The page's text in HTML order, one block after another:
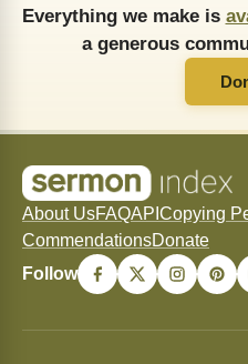
Everything we make is
a generous
About UsFAQAPI Copying
CommendationsDonate
Follow